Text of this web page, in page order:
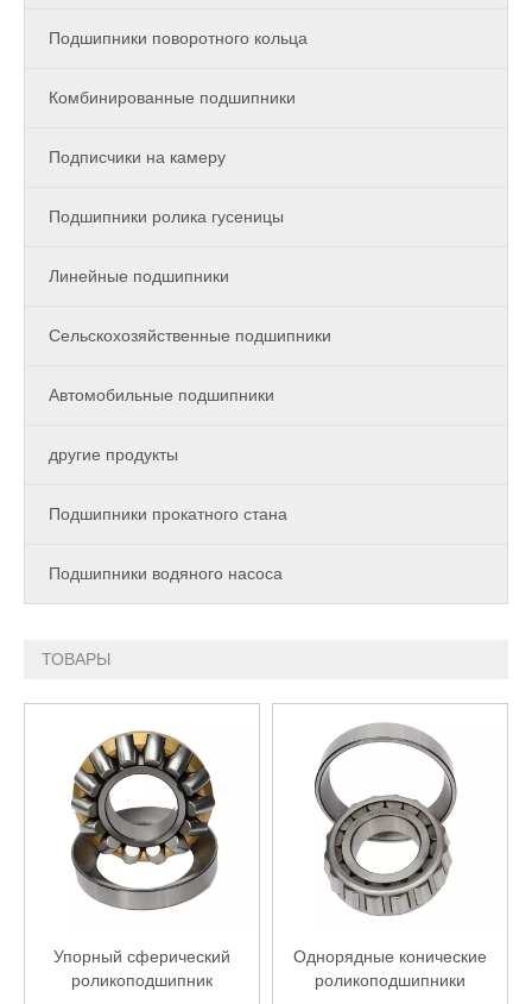
Подшипники поворотного кольца
Комбинированные подшипники
Подписчики на камеру
Подшипники ролика гусеницы
Линейные подшипники
Сельскохозяйственные подшипники
Автомобильные подшипники
другие продукты
Подшипники прокатного стана
Подшипники водяного насоса
ТОВАРЫ
Упорный сферический
роликоподшипник
Однорядные конические
роликоподшипники